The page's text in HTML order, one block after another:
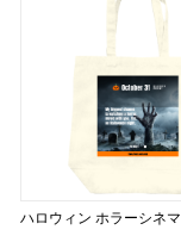
ハロウィン ホラーシネマ